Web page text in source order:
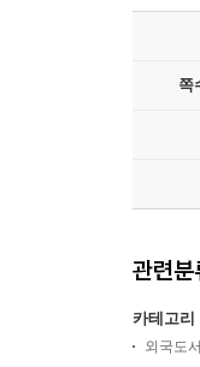
쪽
관련분
카테고리
외국도서